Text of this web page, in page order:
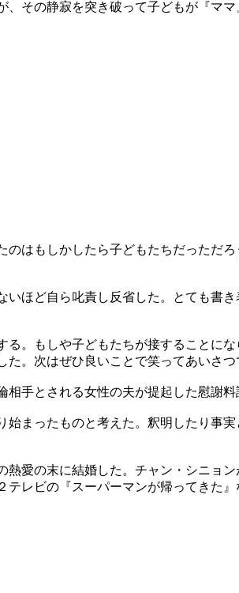
その静寂を突き破って子どもが『ママ
はもしかしたら子どもたちだっただ
ほど自ら叱責し反省した。とても書
。もしや子どもたちが接することに
。次はぜひ良いことで笑ってあいさつ
手とされる女性の夫が提起した慰謝
まったものと考えた。釈明したり事
愛の末に結婚した。チャン・シニョ
レビの『スーパーマンが帰ってきた』